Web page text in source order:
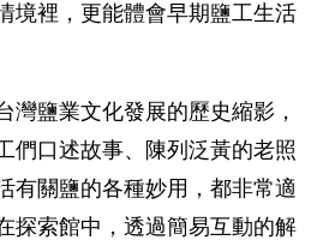
境裡，更能體會早期鹽工生活
灣鹽業文化發展的歷史縮影，
們口述故事、陳列泛黃的老照
有關鹽的各種妙用，都非常適
探索館中，透過簡易互動的解